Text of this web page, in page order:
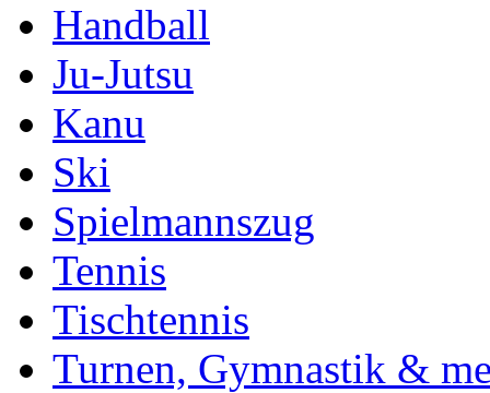
Handball
Ju-Jutsu
Kanu
Ski
Spielmannszug
Tennis
Tischtennis
Turnen, Gymnastik &